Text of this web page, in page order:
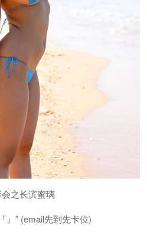
之长滨蜜璃
』” (email先到先卡位)